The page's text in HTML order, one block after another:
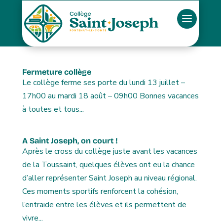
Fermeture collège
Le collège ferme ses porte du lundi 13 juillet –
17h00 au mardi 18 août – 09h00 Bonnes vacances
à toutes et tous...
A Saint Joseph, on court !
Après le cross du collège juste avant les vacances
de la Toussaint, quelques élèves ont eu la chance
d’aller représenter Saint Joseph au niveau régional.
Ces moments sportifs renforcent la cohésion,
l’entraide entre les élèves et ils permettent de
vivre...